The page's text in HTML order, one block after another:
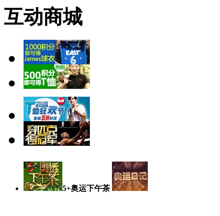
互动商城
5+奥运下午茶